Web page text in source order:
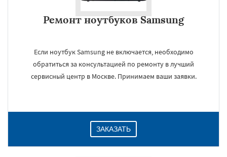
Ремонт ноутбуков Samsung
Если ноутбук Samsung не включается, необходимо
обратиться за консультацией по ремонту в лучший
сервисный центр в Москве. Принимаем ваши заявки.
ЗАКАЗАТЬ
×